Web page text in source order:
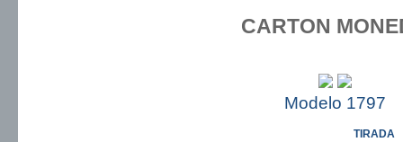
CARTON
Modelo 1797
TIRADA